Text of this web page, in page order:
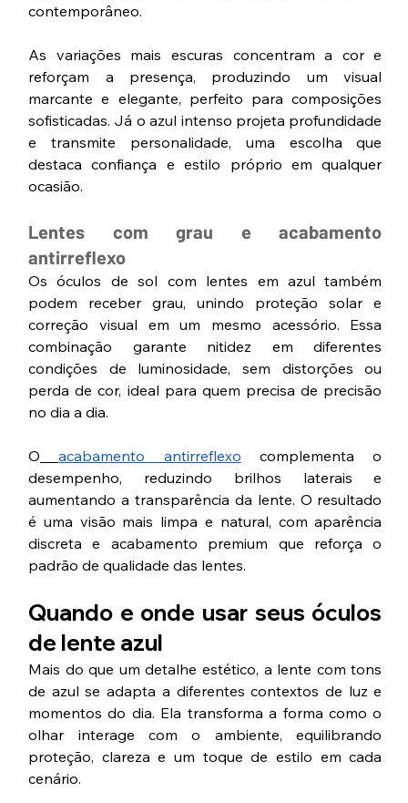
contemporâneo.
As variações mais escuras concentram a cor e
reforçam a presença, produzindo um visual
marcante e elegante, perfeito para composições
sofisticadas. Já o azul intenso projeta profundidade
e transmite personalidade, uma escolha que
destaca confiança e estilo próprio em qualquer
ocasião.
Lentes com grau e acabamento
antirreflexo
Os óculos de sol com lentes em azul também
podem receber grau, unindo proteção solar e
correção visual em um mesmo acessório. Essa
combinação garante nitidez em diferentes
condições de luminosidade, sem distorções ou
perda de cor, ideal para quem precisa de precisão
no dia a dia.
O acabamento antirreflexo complementa o
desempenho, reduzindo brilhos laterais e
aumentando a transparência da lente. O resultado
é uma visão mais limpa e natural, com aparência
discreta e acabamento premium que reforça o
padrão de qualidade das lentes.
Quando e onde usar seus óculos
de lente azul
Mais do que um detalhe estético, a lente com tons
de azul se adapta a diferentes contextos de luz e
momentos do dia. Ela transforma a forma como o
olhar interage com o ambiente, equilibrando
proteção, clareza e um toque de estilo em cada
cenário.